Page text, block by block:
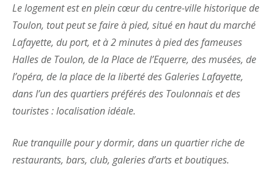
Le logement est en plein cœur du centre-ville historique de
Toulon, tout peut se faire à pied, situé en haut du marché
Lafayette, du port, et à 2 minutes à pied des fameuses
Halles de Toulon, de la Place de l’Equerre, des musées, de
l’opéra, de la place de la liberté des Galeries Lafayette,
dans l’un des quartiers préférés des Toulonnais et des
touristes : localisation idéale.
Rue tranquille pour y dormir, dans un quartier riche de
restaurants, bars, club, galeries d’arts et boutiques.